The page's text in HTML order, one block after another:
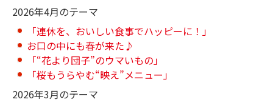
2026年4月のテーマ
「連休を、おいしい食事でハッピーに！」
お口の中にも春が来た♪
「“花より団子”のウマいもの」
「桜もうらやむ“映え”メニュー」
2026年3月のテーマ